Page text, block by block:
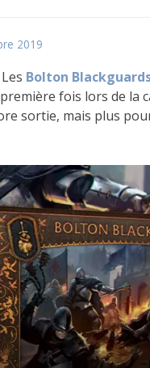
2019
Bolton
fois lors de la
sortie, mais plus